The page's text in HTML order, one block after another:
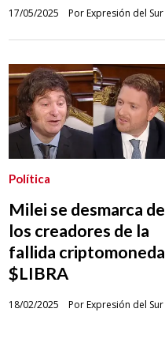
Por Expresión del Sur
17/05/2025
Milei se desmarca de
los creadores de la
fallida criptomoneda
$LIBRA
Por Expresión del Sur
Política
18/02/2025